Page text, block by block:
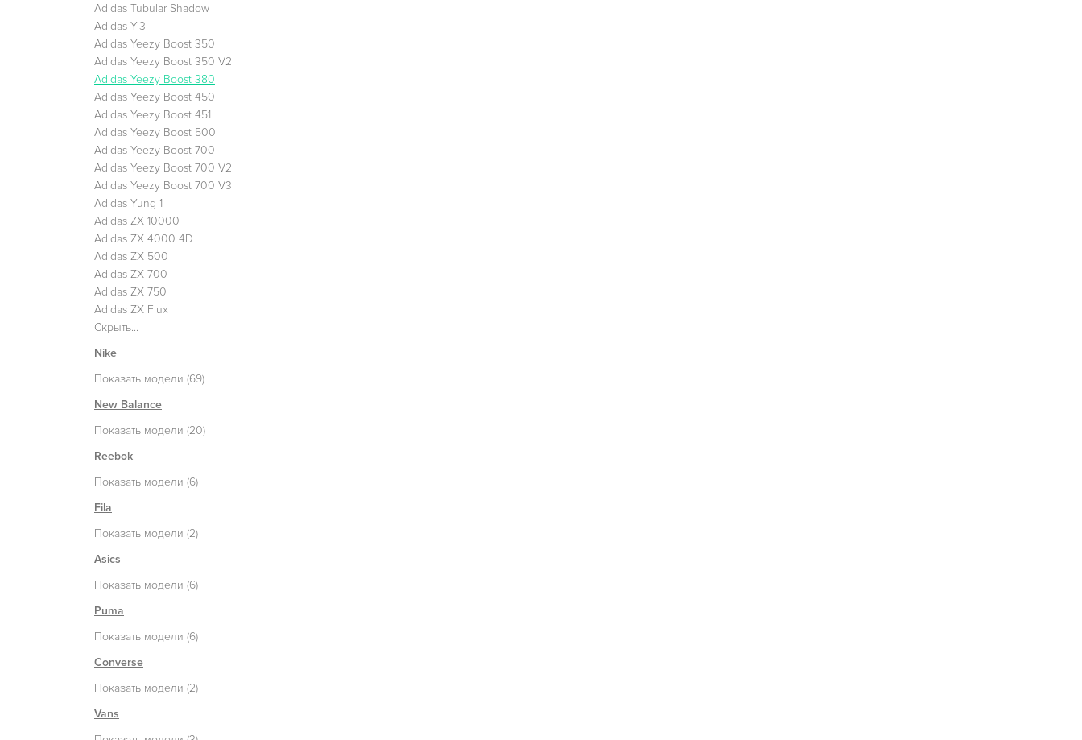
Adidas Tubular Shadow
Adidas Y-3
Adidas Yeezy Boost 350
Adidas Yeezy Boost 350 V2
Adidas Yeezy Boost 380
Adidas Yeezy Boost 450
Adidas Yeezy Boost 451
Adidas Yeezy Boost 500
Adidas Yeezy Boost 700
Adidas Yeezy Boost 700 V2
Adidas Yeezy Boost 700 V3
Adidas Yung 1
Adidas ZX 10000
Adidas ZX 4000 4D
Adidas ZX 500
Adidas ZX 700
Adidas ZX 750
Adidas ZX Flux
Скрыть...
Nike
Показать модели (69)
New Balance
Показать модели (20)
Reebok
Показать модели (6)
Fila
Показать модели (2)
Asics
Показать модели (6)
Puma
Показать модели (6)
Converse
Показать модели (2)
Vans